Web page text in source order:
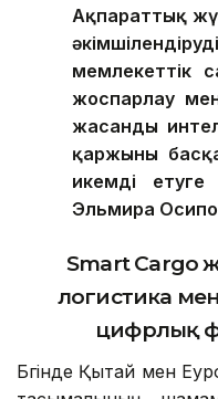
Ақпараттық
мемлекеттік
жоспарлау
жасанды
қаржыны
икемді етуге
Эльмира
Smart Cargo
логистика
цифрлық
Бүгінде Қытай мен